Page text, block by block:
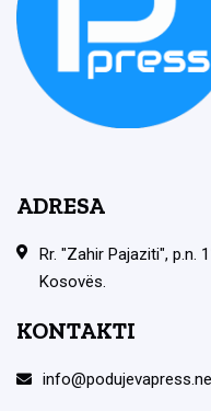
ADRESA
Rr. "Zahir Pajaziti", p.n.
Kosovës.
KONTAKTI